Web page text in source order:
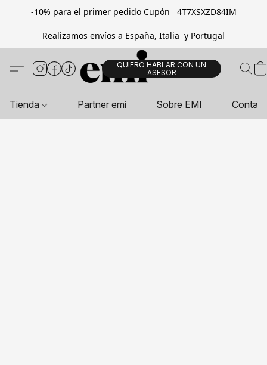
-10% para el primer pedido Cupón 4T7XSXZD84IM
Realizamos envíos a España, Italia y Portugal
QUIERO HABLAR CON UN
ASESOR
Tienda Partner emi Sobre EMI